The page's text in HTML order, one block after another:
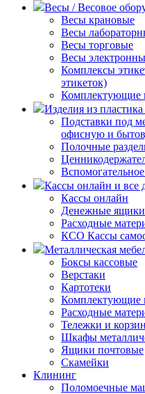
Весы / Весовое
Весы крановые
Весы
Весы торговые
Весы
Комплексы
этикеток)
Комплектующие
Изделия из пластика
Подставки под
офисную и
Полочные
Кассы онлайн и все
Кассы онлайн
Денежные ящики
Расходные
КСО Кассы
Металлическая
Боксы кассовые
Верстаки
Картотеки
Комплектующие
Расходные
Тележки и
Шкафы
Ящики почтовые
Скамейки
Клининг
Поломоечные